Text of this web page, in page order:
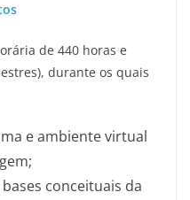
de 440 horas e
durante os quais
e ambiente virtual
conceituais da